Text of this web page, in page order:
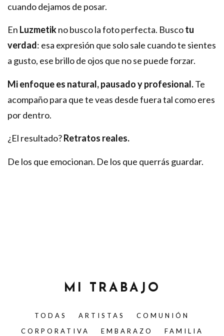
cuando dejamos de posar.
En Luzmetikno busco la foto perfecta. Buscotu
verdad: esa expresión que solo sale cuando te sientes
a gusto, ese brillo de ojos que no se puede forzar.
Mi enfoque es natural, pausado y profesional.Te
acompaño para que te veas desde fuera tal como eres
por dentro.
¿El resultado?Retratos reales.
De los que emocionan. De los que querrás guardar.
MI TRABAJO
TODAS ARTISTAS
COMUNIÓN
CORPORATIVA
EMBARAZO
FAMILIA